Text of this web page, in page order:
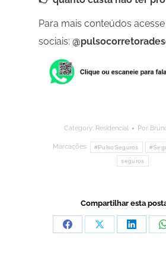
Para mais conteúdos
sociais:
Category: Residencial Por
Marcações: #PulsoSeguros
seguros
Compartilhar esta
CompartilharCompartilhar